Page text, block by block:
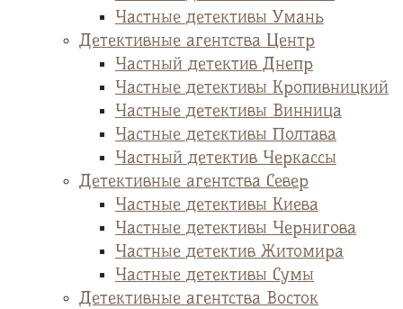
Частные детективы Умань
Детективные агентства Центр
Частный детектив Днепр
Частные детективы Кропивницкий
Частные детективы Винница
Частные детективы Полтава
Частный детектив Черкассы
Детективные агентства Север
Частные детективы Киева
Частные детективы Чернигова
Частные детектив Житомира
Частные детективы Сумы
Детективные агентства Восток